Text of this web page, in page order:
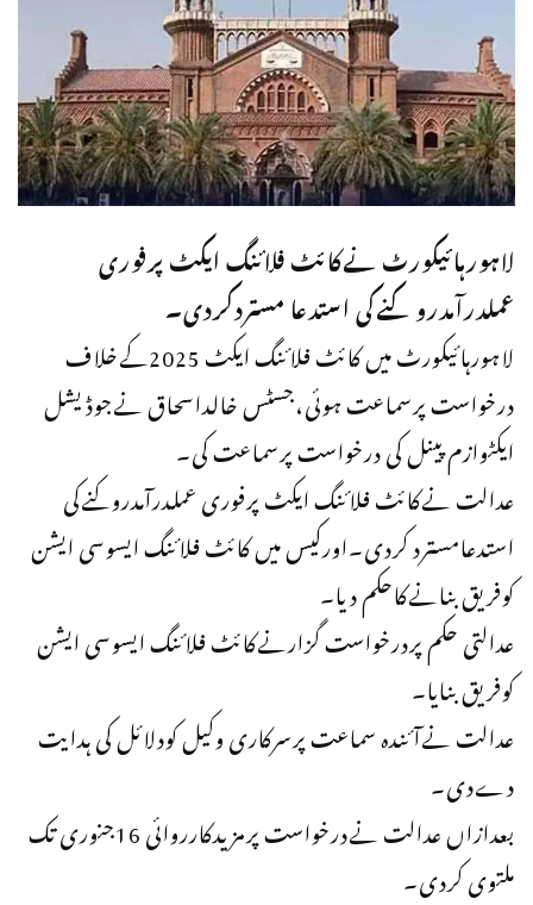
لاہورہائیکورٹ نےکائٹ فلائنگ ایکٹ پرفوری
عملدرآمدروکنےکی استدعا مستردکردی۔
لاہورہائیکورٹ میں کائٹ فلائنگ ایکٹ 2025کےخلاف
درخواست پرسماعت ہوئی،جسٹس خالداسحاق نےجوڈیشل
ایکٹوازم پینل کی درخواست پرسماعت کی۔
عدالت نےکائٹ فلائنگ ایکٹ پرفوری عملدرآمدروکنےکی
استدعامسترد کردی۔اورکیس میں کائٹ فلائنگ ایسوسی ایشن
کوفریق بنانےکاحکم دیا۔
عدالتی حکم پردرخواست گزارنےکائٹ فلائنگ ایسوسی ایشن
کوفریق بنایا۔
عدالت نےآئندہ سماعت پرسرکاری وکیل کودلائل کی ہدایت
دےدی۔
بعدازاں عدالت نےدرخواست پرمزیدکارروائی 16جنوری تک
ملتوی کردی۔